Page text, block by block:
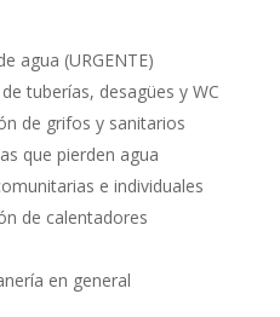
agua (URGENTE)
tuberías, desagües y WC
de grifos y sanitarios
que pierden agua
e individuales
de calentadores
en general